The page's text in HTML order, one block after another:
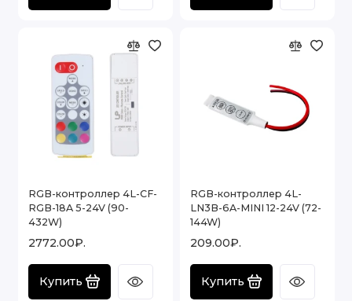
RGB-контроллер 4L-CF-
RGB-18A 5-24V (90-
432W)
2772.00₽.
Купить
RGB-контроллер 4L-
LN3B-6A-MINI 12-24V (72-
144W)
209.00₽.
Купить